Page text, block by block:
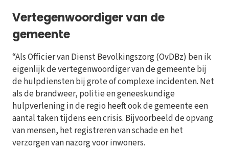
Vertegenwoordiger van de
gemeente
“Als Officier van Dienst Bevolkingszorg (OvDBz) ben ik
eigenlijk de vertegenwoordiger van de gemeente bij
de hulpdiensten bij grote of complexe incidenten. Net
als de brandweer, politie en geneeskundige
hulpverlening in de regio heeft ook de gemeente een
aantal taken tijdens een crisis. Bijvoorbeeld de opvang
van mensen, het registreren van schade en het
verzorgen van nazorg voor inwoners.